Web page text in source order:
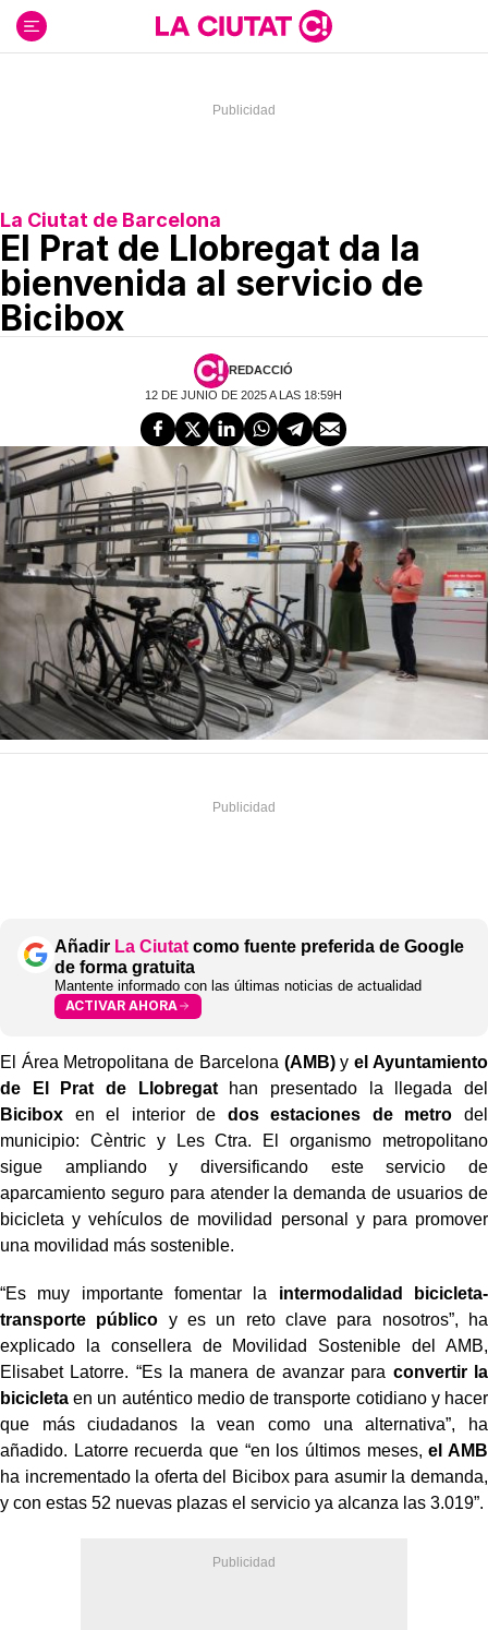
contenido
La Ciutat de Barcelona
El Prat de Llobregat da la
bienvenida al servicio de
Bicibox
REDACCIÓ
12 DE JUNIO DE 2025 A LAS 18:59H
Añadir La Ciutat como fuente preferida de Google
de forma gratuita
Mantente informado con las últimas noticias de actualidad
ACTIVAR AHORA
El Área Metropolitana de Barcelona (AMB)y el Ayuntamiento
de El Prat de Llobregathan presentado la llegada del
Bicibox en el interior de dos estaciones de metro del
municipio: Cèntric y Les Ctra. El organismo metropolitano
sigue ampliando y diversificando este servicio de
aparcamiento seguro para atender la demanda de usuarios de
bicicleta y vehículos de movilidad personal y para promover
una movilidad más sostenible.
“Es muy importante fomentar la intermodalidad bicicleta-
transporte público y es un reto clave para nosotros”, ha
explicado la consellera de Movilidad Sostenible del AMB,
Elisabet Latorre. “Es la manera de avanzar para convertir la
bicicleta en un auténtico medio de transporte cotidiano y hacer
que más ciudadanos la vean como una alternativa”, ha
añadido. Latorre recuerda que “en los últimos meses,el AMB
ha incrementado la oferta del Bicibox para asumir la demanda,
y con estas 52 nuevas plazas el servicio ya alcanza las 3.019”.